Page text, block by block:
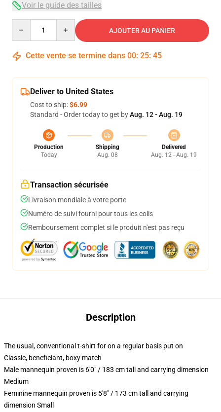
Voir le guide des tailles
AJOUTER AU PANIER
Cette vente se termine dans 00: 25: 45
Deliver to United States
Cost to ship:$6.99
Standard - Order today to get byAug. 12 - Aug. 19
Production
Today
Shipping
Aug. 08
Delivered
Aug. 12 - Aug. 19
Transaction sécurisée
Livraison mondiale à votre porte
Numéro de suivi fourni pour tous les colis
Remboursement complet si le produit n'est pas reçu
Description
The usual, conventional t-shirt for on a regular basis put on
Classic, beneficiant, boxy match
Male mannequin proven is 6'0" / 183 cm tall and carrying dimension
Medium
Feminine mannequin proven is 5'8" / 173 cm tall and carrying
dimension Small